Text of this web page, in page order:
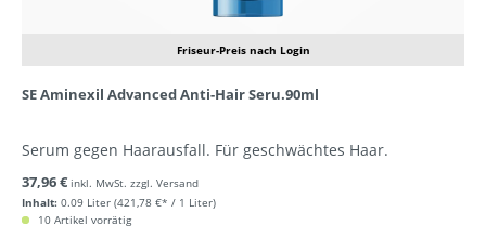
Friseur-Preis nach Login
SE Aminexil Advanced Anti-Hair Seru.90ml
Serum gegen Haarausfall. Für geschwächtes Haar.
Inhalt: 0.09 Liter (421,78 €* / 1 Liter)
37,96 € inkl. MwSt. zzgl. Versand
10 Artikel vorrätig